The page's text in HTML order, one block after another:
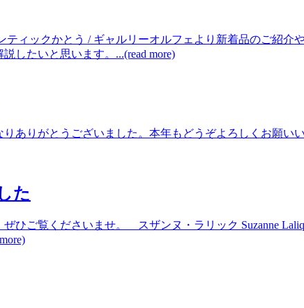
ィックかとう / ギャルリーオルフェより新着品のご紹
したいと思います。...(read more)
ありがとうございました。本年もどうぞよろしくお願い
た
た。ぜひご覧くださいませ。 スザンヌ・ラリック